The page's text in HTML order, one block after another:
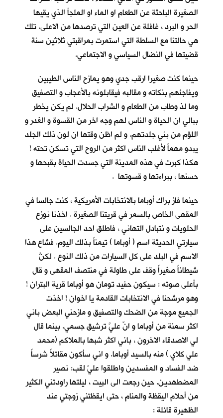
الصغيرة الباحثة عن الطعام او الماء او الملجأ الذي يقيها
الحر و البرد ، غافلة عن العين التي ترصدها من الاعلى. تلك
هي حالتنا مع السلطة التي استمرت بمراقبتي ثلاثين سنة
قضيتها في النضال السياسي و الاجتماعي.
حينما كنت صغيرا ارقب جدي وهو يمازح الناس الطيبين
ويفاجئهم بنكاته و مقالبه فيقابلونه بالأعجاب و التصفيق
وما لذ وطاب من الطعام و الشراب الحلال. لم يكن يخطر
ببالي ان الحياة و الناس لهم وجه اخر من القسوة و الغدر و
اللؤم من بني جلدتهم. و لم اظن وقتها ان لون ذلك الجلد
يبدو مهماً لأغلب الناس اكثر من الروح التي تسكن تحته !
هكذا كبرت في هذه المدينة التي جسدت الحياة بقبحها و
حسنها ، ببراءتها و قسوتها .
حينما فاز براك أوباما بالانتخابات الأمريكية ، كنت جالسا في
المقهى الخاص بالسمر في قريتنا الصغيرة . اخذنا نوزع
الحلويات و نتبادل التهاني ، فاطلق احد الجالسين على
سيارتي الحديثة اسم ( أوباما ) تيمناً بذلك اليوم. فشاع هذا
الاسم في البلد على كل السيارات من ذلك النوع . لكنَّ
شيطاناً صغيراً وقف على طاولة في منتصف المقهى و قال
بأعلى صوته : سيكون حفيد تومان هو أوباما قرية البتران !
وهو مرشحنا في الانتخابات القادمة يا اخوان ! اخذت
الجميع موجة من الضحك والتصفيق و مازحني البعض باني
اكثر سمنة من أوباما و انّ عليَّ ترشيق جسمي. بينما قال
لي الاصدقاء الاخرون ، باني اكثر شبها بالملاكم (محمد
علي كلاي ) منه بالسيد أوباما. و اني سأكون مقاتلاً شرساً
ضد الفساد و المفسدين واطلقوا عليّ لقب: نصير
المضطهدين. حين رجعت الى البيت ، ليلتها راودتني الكثير
من أحلام اليقظة والمنام ، حتى ايقظتني زوجتي عند
الظهيرة قائلة :